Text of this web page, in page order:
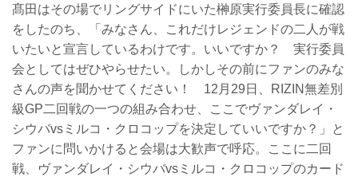
髙田はその場でリングサイドにいた榊原実行委員長に確認
をしたのち、「みなさん、これだけレジェンドの二人が戦
いたいと宣言しているわけです。いいですか？ 実行委員
会としてはぜひやらせたい。しかしその前にファンのみな
さんの声を聞かせてください！ 12月29日、RIZIN無差別
級GP二回戦の一つの組み合わせ、ここでヴァンダレイ・
シウバvsミルコ・クロコップを決定していいですか？」と
ファンに問いかけると会場は大歓声で呼応。ここに二回
戦、ヴァンダレイ・シウバvsミルコ・クロコップのカード